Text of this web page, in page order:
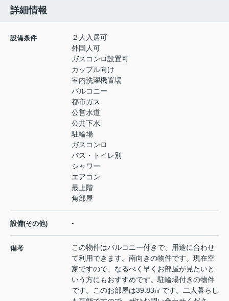
詳細情報
設備条件
２人入居可
外国人可
ガスコンロ設置可
カップル向け
室内洗濯機置場
バルコニー
都市ガス
公営水道
公共下水
駐輪場
ガスコンロ
バス・トイレ別
シャワー
エアコン
最上階
角部屋
設備(その他) -
備考
この物件はバルコニー付きで、用途に合わせ
て利用できます。南向きの物件です。現在空
家ですので、なるべく早くお部屋が見たいと
いう方にもおすすめです。駐輪場付きの物件
です。このお部屋は39.83㎡です。二人暮らし